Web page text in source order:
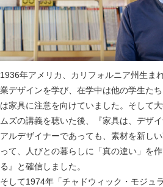
1936年アメリカ、カリフォルニア州生ま
業デザインを学び、在学中は他の学生た
は家具に注意を向けていました。そして
ムズの講義を聴いた後、『家具は、デザ
アルデザイナーであっても、素材を新し
って、人びとの暮らしに「真の違い」を
る』と確信しました。
そして1974年「チャドウィック・モジュ